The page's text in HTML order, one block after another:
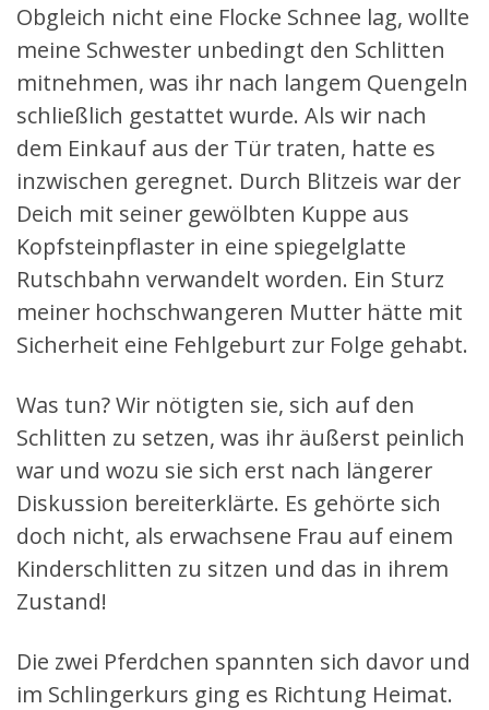
Obgleich nicht eine Flocke Schnee lag, wollte
meine Schwester unbedingt den Schlitten
mitnehmen, was ihr nach langem Quengeln
schließlich gestattet wurde. Als wir nach
dem Einkauf aus der Tür traten, hatte es
inzwischen geregnet. Durch Blitzeis war der
Deich mit seiner gewölbten Kuppe aus
Kopfsteinpflaster in eine spiegelglatte
Rutschbahn verwandelt worden. Ein Sturz
meiner hochschwangeren Mutter hätte mit
Sicherheit eine Fehlgeburt zur Folge gehabt.
Was tun? Wir nötigten sie, sich auf den
Schlitten zu setzen, was ihr äußerst peinlich
war und wozu sie sich erst nach längerer
Diskussion bereiterklärte. Es gehörte sich
doch nicht, als erwachsene Frau auf einem
Kinderschlitten zu sitzen und das in ihrem
Zustand!
Die zwei Pferdchen spannten sich davor und
im Schlingerkurs ging es Richtung Heimat.